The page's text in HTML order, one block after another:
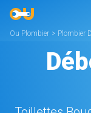
Ou Plombier > Plombier